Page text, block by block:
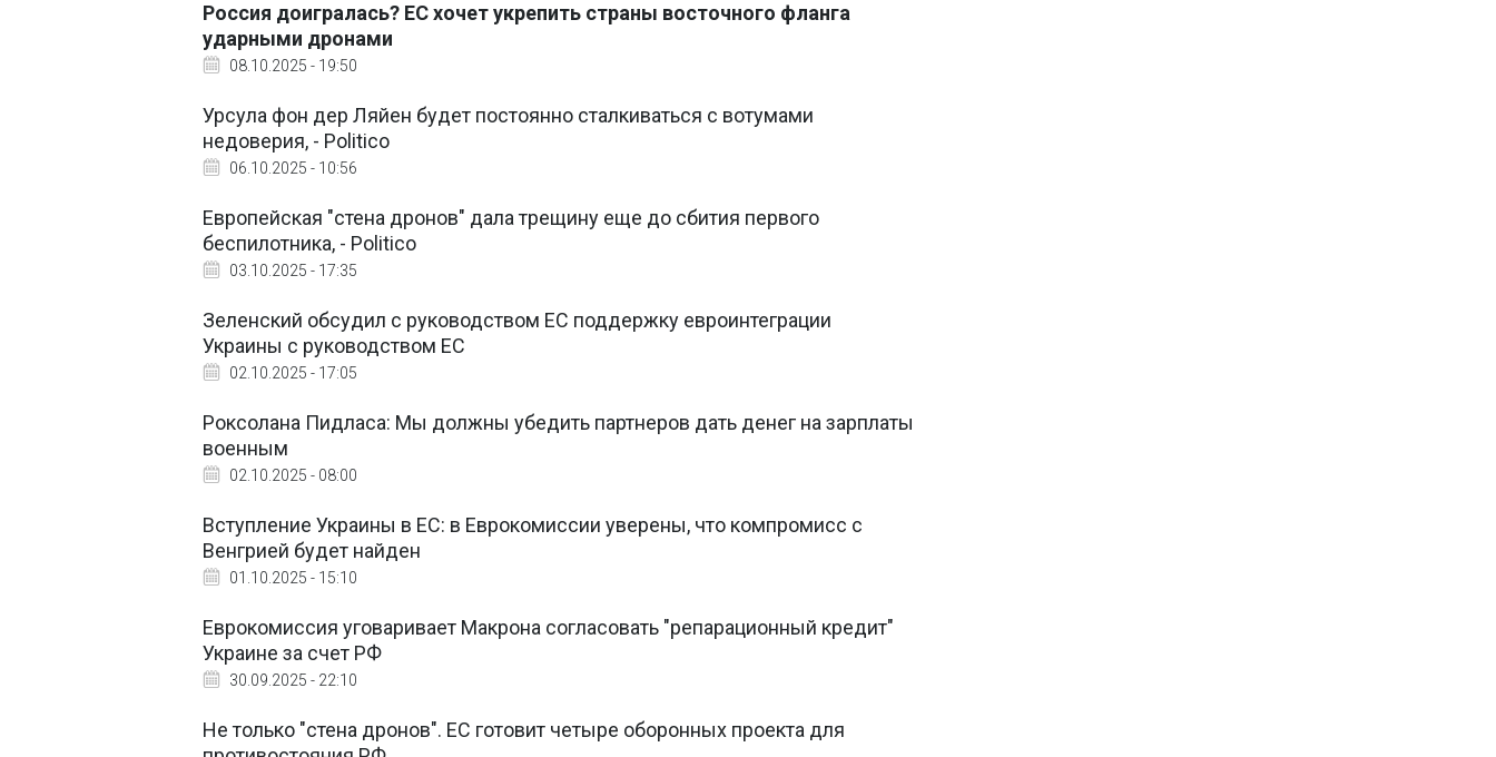
Россия доигралась? ЕС хочет укрепить страны восточного фланга
ударными дронами
08.10.2025 - 19:50
Урсула фон дер Ляйен будет постоянно сталкиваться с вотумами
недоверия, - Politico
06.10.2025 - 10:56
Европейская "стена дронов" дала трещину еще до сбития первого
беспилотника, - Politico
03.10.2025 - 17:35
Зеленский обсудил с руководством ЕС поддержку евроинтеграции
Украины с руководством ЕС
02.10.2025 - 17:05
Роксолана Пидласа: Мы должны убедить партнеров дать денег на зарплаты
военным
02.10.2025 - 08:00
Вступление Украины в ЕС: в Еврокомиссии уверены, что компромисс с
Венгрией будет найден
01.10.2025 - 15:10
Еврокомиссия уговаривает Макрона согласовать "репарационный кредит"
Украине за счет РФ
30.09.2025 - 22:10
Не только "стена дронов". ЕС готовит четыре оборонных проекта для